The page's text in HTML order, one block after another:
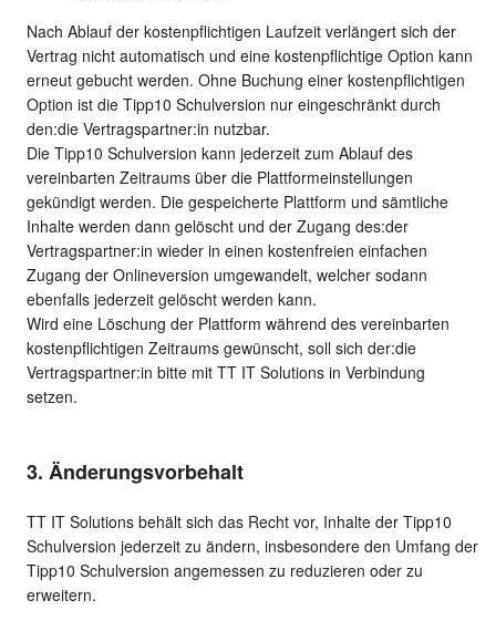
Nach Ablauf der kostenpflichtigen Laufzeit verlängert sich der
Vertrag nicht automatisch und eine kostenpflichtige Option kann
erneut gebucht werden. Ohne Buchung einer kostenpflichtigen
Option ist die Tipp10 Schulversion nur eingeschränkt durch
den:die Vertragspartner:in nutzbar.
Die Tipp10 Schulversion kann jederzeit zum Ablauf des
vereinbarten Zeitraums über die Plattformeinstellungen
gekündigt werden. Die gespeicherte Plattform und sämtliche
Inhalte werden dann gelöscht und der Zugang des:der
Vertragspartner:in wieder in einen kostenfreien einfachen
Zugang der Onlineversion umgewandelt, welcher sodann
ebenfalls jederzeit gelöscht werden kann.
Wird eine Löschung der Plattform während des vereinbarten
kostenpflichtigen Zeitraums gewünscht, soll sich der:die
Vertragspartner:in bitte mit TT IT Solutions in Verbindung
setzen.
3. Änderungsvorbehalt
TT IT Solutions behält sich das Recht vor, Inhalte der Tipp10
Schulversion jederzeit zu ändern, insbesondere den Umfang der
Tipp10 Schulversion angemessen zu reduzieren oder zu
erweitern.